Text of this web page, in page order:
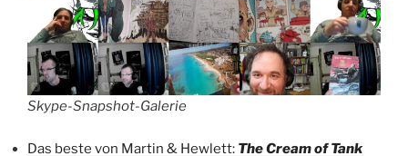
Skype-Snapshot-Galerie
Das beste von Martin & Hewlett: The Cream of Tank